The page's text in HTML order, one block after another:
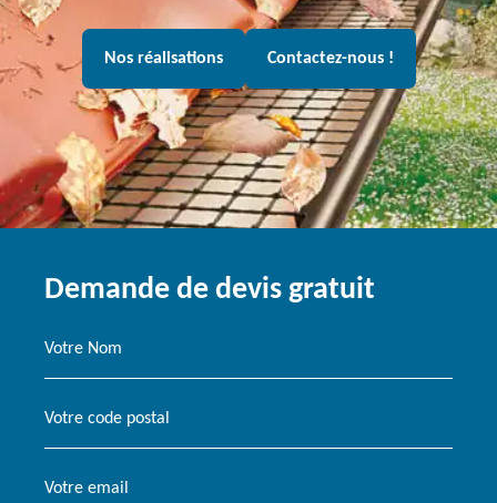
Nos réalisations Contactez-nous !
Demande de devis gratuit